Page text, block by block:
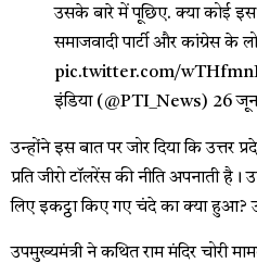
उसके बारे में पूछिए. क्या कोई इस
समाजवादी पार्टी और कांग्रेस के
pic.twitter.com/
इंडिया (@PTI_News) 26
उन्होंने इस बात पर जोर दिया कि उत्तर
प्रति जीरो टॉलरेंस की नीति अपनाती
लिए इकट्ठा किए गए चंदे का क्या हुआ?
उपमुख्यमंत्री ने कथित राम मंदिर चोरी